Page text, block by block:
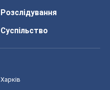
Розслідування
Суспільство
Харків